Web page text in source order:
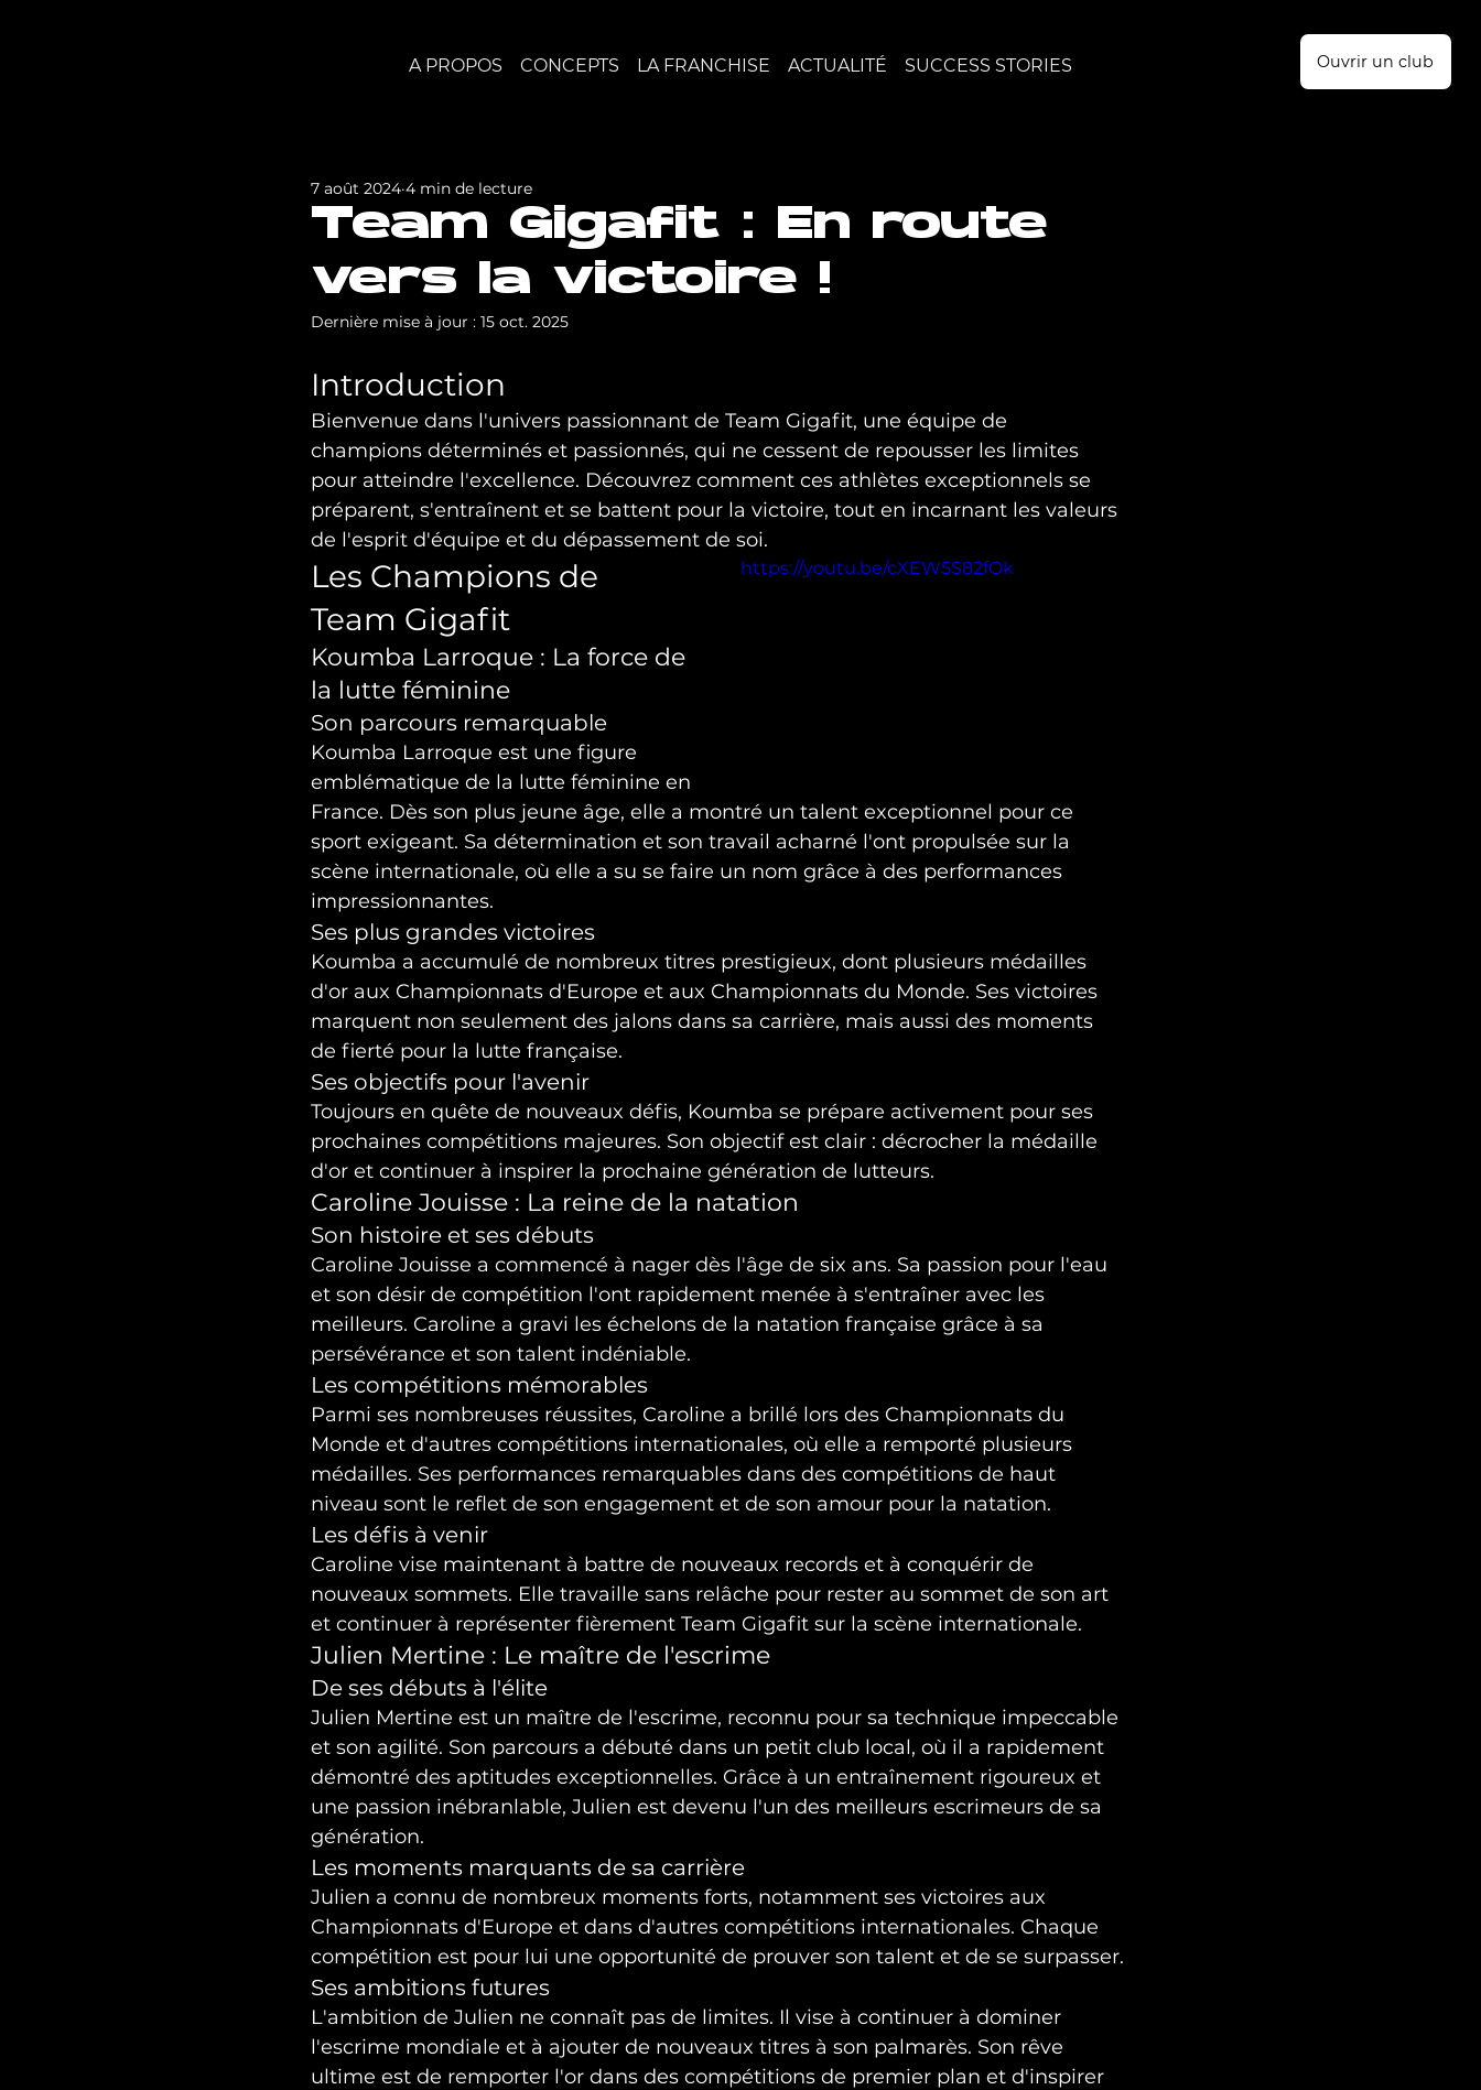
A PROPOS CONCEPTS LA FRANCHISE ACTUALITÉ SUCCESS STORIES Ouvrir un club
Team Gigafit : En route
vers la victoire !
7 août 2024 4 min de lecture
Dernière mise à jour : 15 oct. 2025
Introduction
Bienvenue dans l'univers passionnant de Team Gigafit, une équipe de
champions déterminés et passionnés, qui ne cessent de repousser les limites
pour atteindre l'excellence. Découvrez comment ces athlètes exceptionnels se
préparent, s'entraînent et se battent pour la victoire, tout en incarnant les valeurs
de l'esprit d'équipe et du dépassement de soi.
https://youtu.be/cXEW5S82fOk
Les Champions de
Team Gigafit
Koumba Larroque : La force de
la lutte féminine
Son parcours remarquable
Koumba Larroque est une figure
emblématique de la lutte féminine en
France. Dès son plus jeune âge, elle a montré un talent exceptionnel pour ce
sport exigeant. Sa détermination et son travail acharné l'ont propulsée sur la
scène internationale, où elle a su se faire un nom grâce à des performances
impressionnantes.
Ses plus grandes victoires
Koumba a accumulé de nombreux titres prestigieux, dont plusieurs médailles
d'or aux Championnats d'Europe et aux Championnats du Monde. Ses victoires
marquent non seulement des jalons dans sa carrière, mais aussi des moments
de fierté pour la lutte française.
Ses objectifs pour l'avenir
Toujours en quête de nouveaux défis, Koumba se prépare activement pour ses
prochaines compétitions majeures. Son objectif est clair : décrocher la médaille
d'or et continuer à inspirer la prochaine génération de lutteurs.
Caroline Jouisse : La reine de la natation
Son histoire et ses débuts
Caroline Jouisse a commencé à nager dès l'âge de six ans. Sa passion pour l'eau
et son désir de compétition l'ont rapidement menée à s'entraîner avec les
meilleurs. Caroline a gravi les échelons de la natation française grâce à sa
persévérance et son talent indéniable.
Les compétitions mémorables
Parmi ses nombreuses réussites, Caroline a brillé lors des Championnats du
Monde et d'autres compétitions internationales, où elle a remporté plusieurs
médailles. Ses performances remarquables dans des compétitions de haut
niveau sont le reflet de son engagement et de son amour pour la natation.
Les défis à venir
Caroline vise maintenant à battre de nouveaux records et à conquérir de
nouveaux sommets. Elle travaille sans relâche pour rester au sommet de son art
et continuer à représenter fièrement Team Gigafit sur la scène internationale.
Julien Mertine : Le maître de l'escrime
De ses débuts à l'élite
Julien Mertine est un maître de l'escrime, reconnu pour sa technique impeccable
et son agilité. Son parcours a débuté dans un petit club local, où il a rapidement
démontré des aptitudes exceptionnelles. Grâce à un entraînement rigoureux et
une passion inébranlable, Julien est devenu l'un des meilleurs escrimeurs de sa
génération.
Les moments marquants de sa carrière
Julien a connu de nombreux moments forts, notamment ses victoires aux
Championnats d'Europe et dans d'autres compétitions internationales. Chaque
compétition est pour lui une opportunité de prouver son talent et de se surpasser.
Ses ambitions futures
L'ambition de Julien ne connaît pas de limites. Il vise à continuer à dominer
l'escrime mondiale et à ajouter de nouveaux titres à son palmarès. Son rêve
ultime est de remporter l'or dans des compétitions de premier plan et d'inspirer